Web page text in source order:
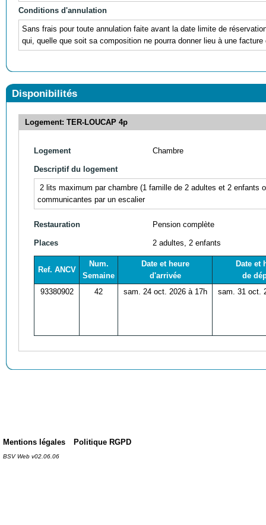
Conditions d'annulation
Sans frais pour toute annulation faite avant la date limite de
qui, quelle que soit sa composition ne pourra donner lieu à une
Disponibilités
Logement: TER-LOUCAP 4p
Logement Chambre
Descriptif du logement
2 lits maximum par chambre (1 famille de 2 adultes et 2
communicantes par un escalier
Restauration Pension complète
Places 2 adultes, 2 enfants
Ref. ANCV
Num.
Semaine
Date et heure
d'arrivée
Date et
de
93380902
42 sam. 24 oct. 2026 à 17h sam. 31 oct.
Mentions légales Politique RGPD
BSV Web v02.06.06